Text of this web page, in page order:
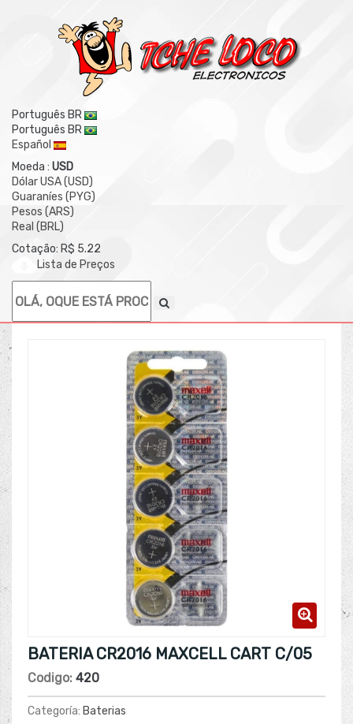
Português BR
Português BR
Español
Moeda : USD
Dólar USA (USD)
Guaraníes (PYG)
Pesos (ARS)
Real (BRL)
Cotação: R$ 5.22
Lista de Preços
BATERIA CR2016 MAXCELL CART C/05
Codigo: 420
Categoría: Baterias